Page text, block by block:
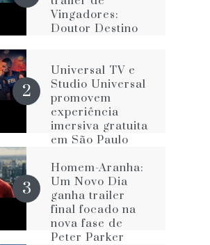
Vingadores:
Doutor Destino
Universal TV e
Studio Universal
promovem
experiência
imersiva gratuita
em São Paulo
e FBI
Homem-Aranha:
Um Novo Dia
ganha trailer
final focado na
nova fase de
Peter Parker